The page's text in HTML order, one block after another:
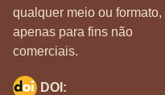
qualquer meio ou formato,
apenas para fins não
comerciais.
DOI: